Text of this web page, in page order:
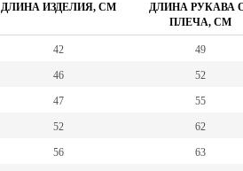
ДЛИНА ИЗДЕЛИЯ, СМ
ДЛИНА РУКАВА
ПЛЕЧА, СМ
42 49
46 52
47 55
52 62
56 63